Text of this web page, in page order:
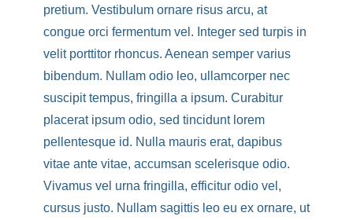
pretium. Vestibulum ornare risus arcu, at
congue orci fermentum vel. Integer sed turpis in
velit porttitor rhoncus. Aenean semper varius
bibendum. Nullam odio leo, ullamcorper nec
suscipit tempus, fringilla a ipsum. Curabitur
placerat ipsum odio, sed tincidunt lorem
pellentesque id. Nulla mauris erat, dapibus
vitae ante vitae, accumsan scelerisque odio.
Vivamus vel urna fringilla, efficitur odio vel,
cursus justo. Nullam sagittis leo eu ex ornare, ut